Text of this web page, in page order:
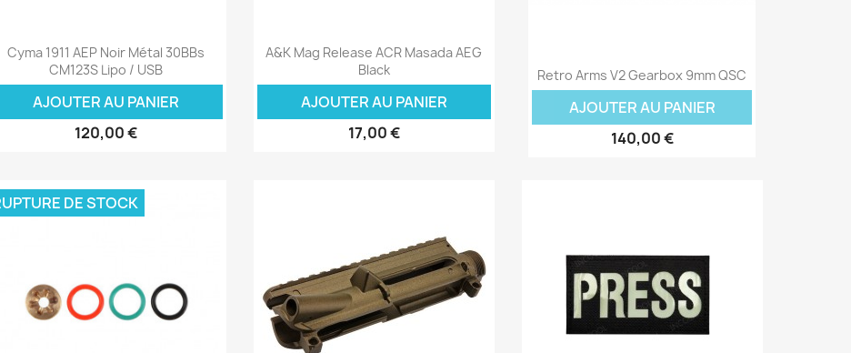
Aperçu rapide
Cyma 1911 AEP Noir Métal 30BBs
CM123S Lipo / USB
AJOUTER AU PANIER
120,00 €
Aperçu rapide
A&K Mag Release ACR Masada AEG
Black
AJOUTER AU PANIER
17,00 €
Aperçu rapide
Retro Arms V2 Gearbox 9mm QSC
AJOUTER AU PANIER
140,00 €
DE STOCK